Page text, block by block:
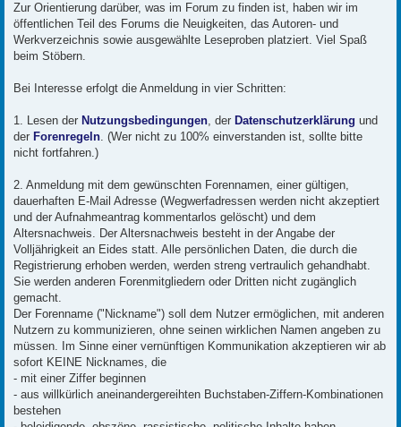
Zur Orientierung darüber, was im Forum zu finden ist, haben wir im
öffentlichen Teil des Forums die Neuigkeiten, das Autoren- und
Werkverzeichnis sowie ausgewählte Leseproben platziert. Viel Spaß
beim Stöbern.
Bei Interesse erfolgt die Anmeldung in vier Schritten:
1. Lesen der Nutzungsbedingungen, der Datenschutzerklärung und
der Forenregeln. (Wer nicht zu 100% einverstanden ist, sollte bitte
nicht fortfahren.)
2. Anmeldung mit dem gewünschten Forennamen, einer gültigen,
dauerhaften E-Mail Adresse (Wegwerfadressen werden nicht akzeptiert
und der Aufnahmeantrag kommentarlos gelöscht) und dem
Altersnachweis. Der Altersnachweis besteht in der Angabe der
Volljährigkeit an Eides statt. Alle persönlichen Daten, die durch die
Registrierung erhoben werden, werden streng vertraulich gehandhabt.
Sie werden anderen Forenmitgliedern oder Dritten nicht zugänglich
gemacht.
Der Forenname ("Nickname") soll dem Nutzer ermöglichen, mit anderen
Nutzern zu kommunizieren, ohne seinen wirklichen Namen angeben zu
müssen. Im Sinne einer vernünftigen Kommunikation akzeptieren wir ab
sofort KEINE Nicknames, die
- mit einer Ziffer beginnen
- aus willkürlich aneinandergereihten Buchstaben-Ziffern-Kombinationen
bestehen